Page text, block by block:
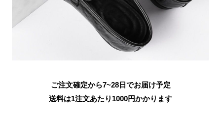
ご注文確定から7~28日でお届け予定
送料は1注文あたり 1000円かかります